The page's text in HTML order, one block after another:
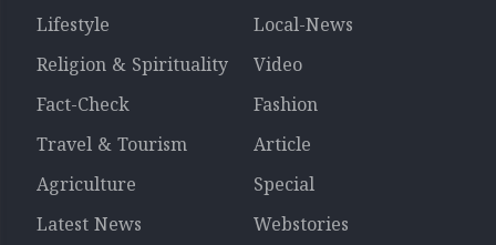
Lifestyle
Local-News
Religion & Spirituality
Video
Fact-Check
Fashion
Travel & Tourism
Article
Agriculture
Special
Latest News
Webstories